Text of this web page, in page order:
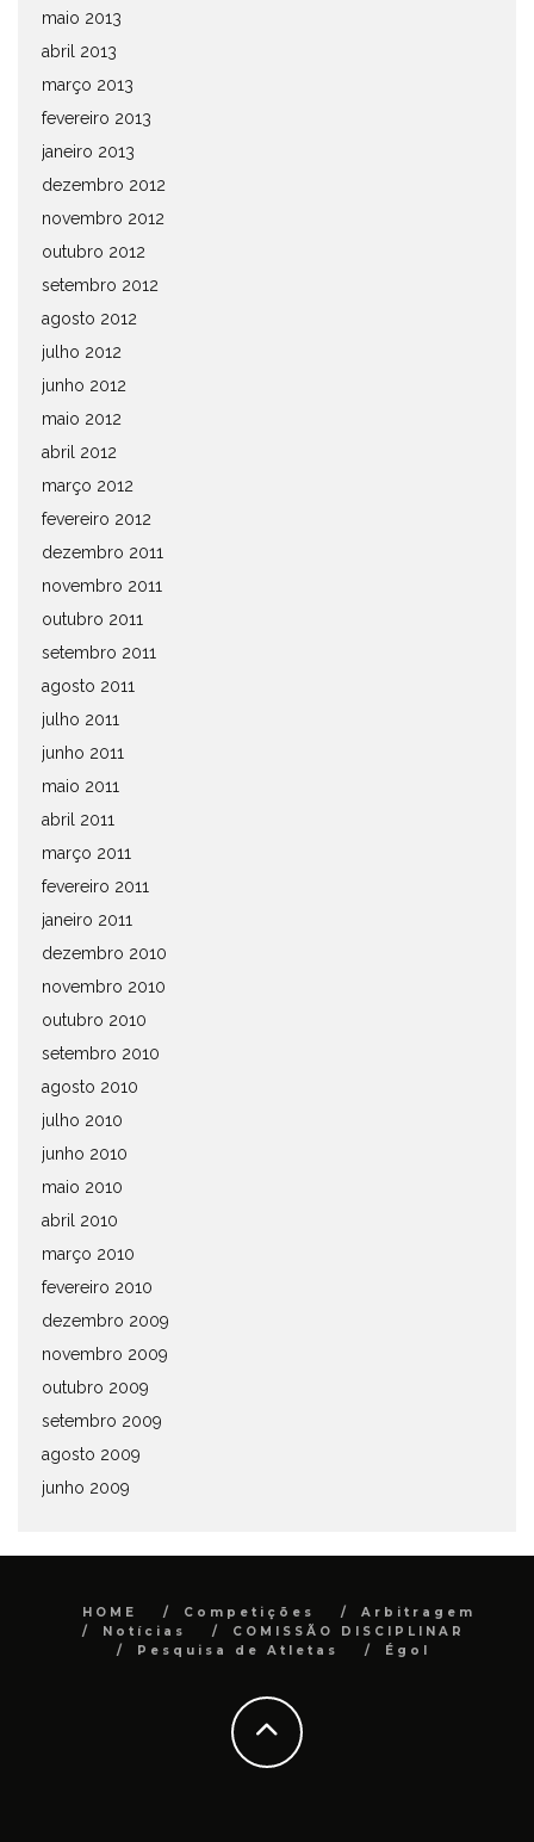
maio 2013
abril 2013
março 2013
fevereiro 2013
janeiro 2013
dezembro 2012
novembro 2012
outubro 2012
setembro 2012
agosto 2012
julho 2012
junho 2012
maio 2012
abril 2012
março 2012
fevereiro 2012
dezembro 2011
novembro 2011
outubro 2011
setembro 2011
agosto 2011
julho 2011
junho 2011
maio 2011
abril 2011
março 2011
fevereiro 2011
janeiro 2011
dezembro 2010
novembro 2010
outubro 2010
setembro 2010
agosto 2010
julho 2010
junho 2010
maio 2010
abril 2010
março 2010
fevereiro 2010
dezembro 2009
novembro 2009
outubro 2009
setembro 2009
agosto 2009
junho 2009
HOME Competições
Arbitragem
Notícias
COMISSÃO DISCIPLINAR
Pesquisa de Atletas
Égol